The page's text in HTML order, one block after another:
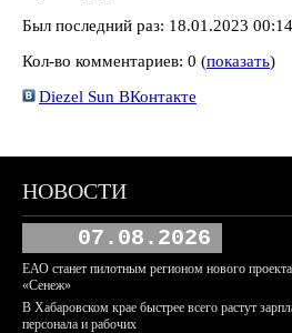
Был последний раз: 18.01.2023
Кол-во комментариев: 0 (показать)
Diezel Sun ВКонтакте
НОВОСТИ
07.08.2026
ЕАО станет пилотным регионом нового
«Сенеж»
В Хабаровском крае быстрее всего растут
персонала и рабочих